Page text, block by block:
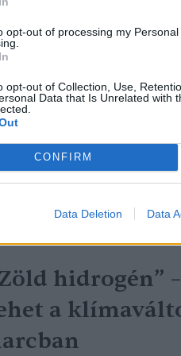
opt-out of processing my
opt-out of Collection, Use,
Data that Is Unrelated with
CONFIRM
Data Deletion Data
méretű
Szemle
hidrogén”
a